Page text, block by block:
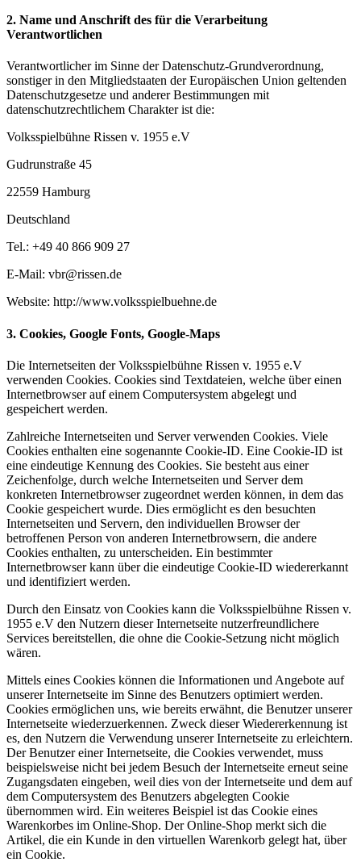
2. Name und Anschrift des für die Verarbeitung
Verantwortlichen
Verantwortlicher im Sinne der Datenschutz-Grundverordnung,
sonstiger in den Mitgliedstaaten der Europäischen Union geltenden
Datenschutzgesetze und anderer Bestimmungen mit
datenschutzrechtlichem Charakter ist die:
Volksspielbühne Rissen v. 1955 e.V
Gudrunstraße 45
22559 Hamburg
Deutschland
Tel.: +49 40 866 909 27
E-Mail: vbr@rissen.de
Website: http://www.volksspielbuehne.de
3. Cookies, Google Fonts, Google-Maps
Die Internetseiten der Volksspielbühne Rissen v. 1955 e.V
verwenden Cookies. Cookies sind Textdateien, welche über einen
Internetbrowser auf einem Computersystem abgelegt und
gespeichert werden.
Zahlreiche Internetseiten und Server verwenden Cookies. Viele
Cookies enthalten eine sogenannte Cookie-ID. Eine Cookie-ID ist
eine eindeutige Kennung des Cookies. Sie besteht aus einer
Zeichenfolge, durch welche Internetseiten und Server dem
konkreten Internetbrowser zugeordnet werden können, in dem das
Cookie gespeichert wurde. Dies ermöglicht es den besuchten
Internetseiten und Servern, den individuellen Browser der
betroffenen Person von anderen Internetbrowsern, die andere
Cookies enthalten, zu unterscheiden. Ein bestimmter
Internetbrowser kann über die eindeutige Cookie-ID wiedererkannt
und identifiziert werden.
Durch den Einsatz von Cookies kann die Volksspielbühne Rissen v.
1955 e.V den Nutzern dieser Internetseite nutzerfreundlichere
Services bereitstellen, die ohne die Cookie-Setzung nicht möglich
wären.
Mittels eines Cookies können die Informationen und Angebote auf
unserer Internetseite im Sinne des Benutzers optimiert werden.
Cookies ermöglichen uns, wie bereits erwähnt, die Benutzer unserer
Internetseite wiederzuerkennen. Zweck dieser Wiedererkennung ist
es, den Nutzern die Verwendung unserer Internetseite zu erleichtern.
Der Benutzer einer Internetseite, die Cookies verwendet, muss
beispielsweise nicht bei jedem Besuch der Internetseite erneut seine
Zugangsdaten eingeben, weil dies von der Internetseite und dem auf
dem Computersystem des Benutzers abgelegten Cookie
übernommen wird. Ein weiteres Beispiel ist das Cookie eines
Warenkorbes im Online-Shop. Der Online-Shop merkt sich die
Artikel, die ein Kunde in den virtuellen Warenkorb gelegt hat, über
ein Cookie.